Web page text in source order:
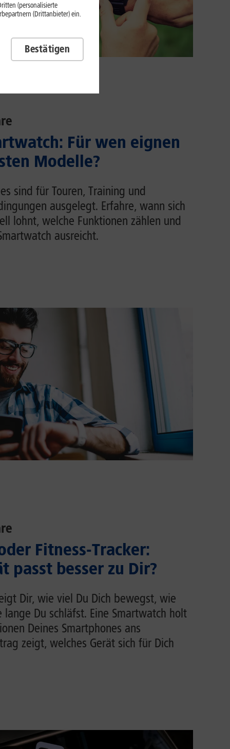
Für wen eignen
Modelle?
sind für Touren, Training und
ausgelegt. Erfahre, wann sich
lohnt, welche Funktionen zählen und
ausreicht.
Fitness-Tracker:
passt besser zu Dir?
Dir, wie viel Du Dich bewegst, wie
Du schläfst. Eine Smartwatch holt
Deines Smartphones ans
zeigt, welches Gerät sich für Dich
(personalisierte
(Drittanbieter) ein.
Bestätigen